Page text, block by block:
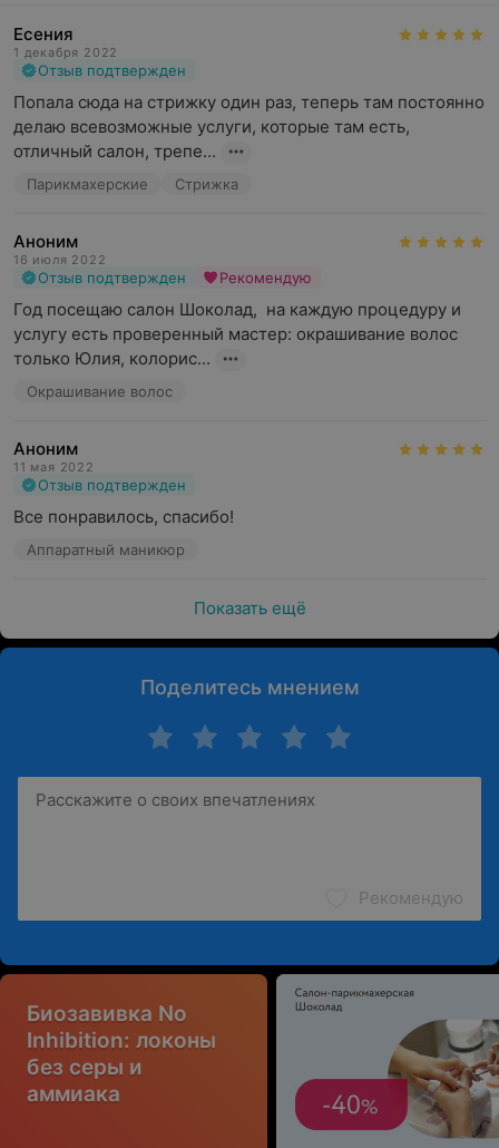
Есения
1 декабря 2022
Отзыв подтвержден
Попала сюда на стрижку один раз, теперь там постоянно
делаю всевозможные услуги, которые там есть,
отличный салон, трепе...
Парикмахерские Стрижка
Аноним
16 июля 2022
Отзыв подтвержден Рекомендую
Год посещаю салон Шоколад,  на каждую процедуру и
услугу есть проверенный мастер: окрашивание волос
только Юлия, колорис...
Окрашивание волос
Аноним
11 мая 2022
Отзыв подтвержден
Все понравилось, спасибо!
Аппаратный маникюр
Показать ещё
Поделитесь мнением
Рекомендую
Биозавивка No
Inhibition: локоны
без серы и
аммиака